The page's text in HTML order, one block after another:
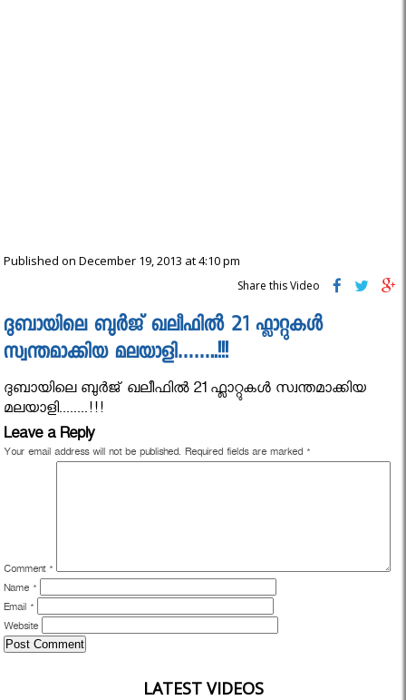
Published on December 19, 2013 at 4:10 pm
Share this Video
ദുബായിലെ ബുര്‍ജ് ഖലീഫിൽ 21 ഫ്ലാറ്റുകൾ
സ്വന്തമാക്കിയ മലയാളി……..!!!
ദുബായിലെ ബുര്‍ജ് ഖലീഫിൽ 21 ഫ്ലാറ്റുകൾ സ്വന്തമാക്കിയ
മലയാളി........!!!
Leave a Reply
Your email address will not be published. Required fields are marked *
Comment *
Name *
Email *
Website
LATEST VIDEOS